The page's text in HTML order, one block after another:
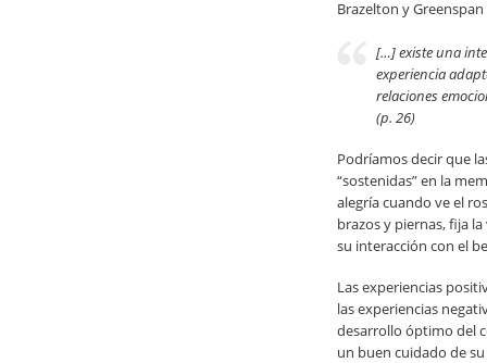
Brazelton y
[…] existe una
experiencia
relaciones
(p. 26)
Podríamos decir que
“sostenidas” en la
alegría cuando ve el
brazos y piernas, fija
su interacción con el
Las experiencias
las experiencias
desarrollo óptimo del
un buen cuidado de